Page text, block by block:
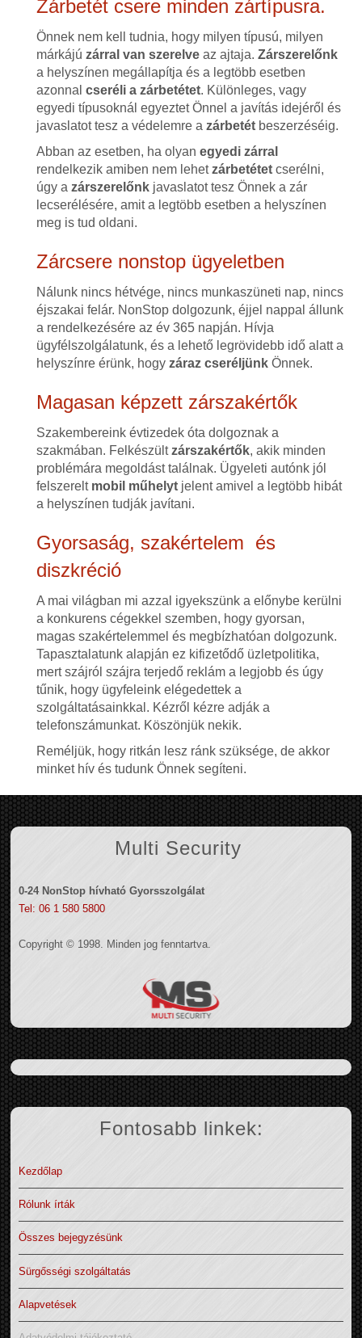
Zárbetét csere minden zártípusra.
Önnek nem kell tudnia, hogy milyen típusú, milyen
márkájú zárral van szerelveaz ajtaja. Zárszerelőnk
a helyszínen megállapítja és a legtöbb esetben
azonnal cseréli a zárbetétet. Különleges, vagy
egyedi típusoknál egyeztet Önnel a javítás idejéről és
javaslatot tesz a védelemre a zárbetétbeszerzéséig.
Abban az esetben, ha olyan egyedi zárral
rendelkezik amiben nem lehetzárbetétetcserélni,
úgy a zárszerelőnkjavaslatot tesz Önnek a zár
lecserélésére, amit a legtöbb esetben a helyszínen
meg is tud oldani.
Zárcsere nonstop ügyeletben
Nálunk nincs hétvége, nincs munkaszüneti nap, nincs
éjszakai felár. NonStop dolgozunk, éjjel nappal állunk
a rendelkezésére az év 365 napján. Hívja
ügyfélszolgálatunk, és a lehető legrövidebb idő alatt a
helyszínre érünk, hogy záraz cseréljünkÖnnek.
Magasan képzett zárszakértők
Szakembereink évtizedek óta dolgoznak a
szakmában. Felkészültzárszakértők, akik minden
problémára megoldást találnak. Ügyeleti autónk jól
felszerelt mobil műhelytjelent amivel a legtöbb hibát
a helyszínen tudják javítani.
Gyorsaság, szakértelem és
diszkréció
A mai világban mi azzal igyekszünk a előnybe kerülni
a konkurens cégekkel szemben, hogy gyorsan,
magas szakértelemmel és megbízhatóan dolgozunk.
Tapasztalatunk alapján ez kifizetődő üzletpolitika,
mert szájról szájra terjedő reklám a legjobb és úgy
tűnik, hogy ügyfeleink elégedettek a
szolgáltatásainkkal. Kézről kézre adják a
telefonszámunkat. Köszönjük nekik.
Reméljük, hogy ritkán lesz ránk szüksége, de akkor
minket hív és tudunk Önnek segíteni.
Multi Security
0-24 NonStop hívható Gyorsszolgálat
Tel: 06 1 580 5800
Copyright © 1998. Minden jog fenntartva.
Fontosabb linkek:
Kezdőlap
Rólunk írták
Összes bejegyzésünk
Sürgősségi szolgáltatás
Alapvetések